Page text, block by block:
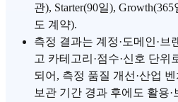
관), Starter(90일),
도 계약).
측정 결과는 계정·도메인·
고 카테고리·점수·신호 단
되어, 측정 품질 개선·산업
보관 기간 경과 후에도 활용